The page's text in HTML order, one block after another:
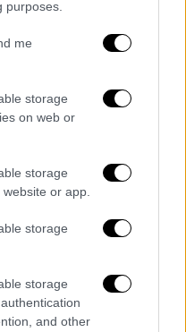
purposes.
me
storage
on web or
storage
or app.
storage
storage
and other
Πλοίο
- Περίπου 400